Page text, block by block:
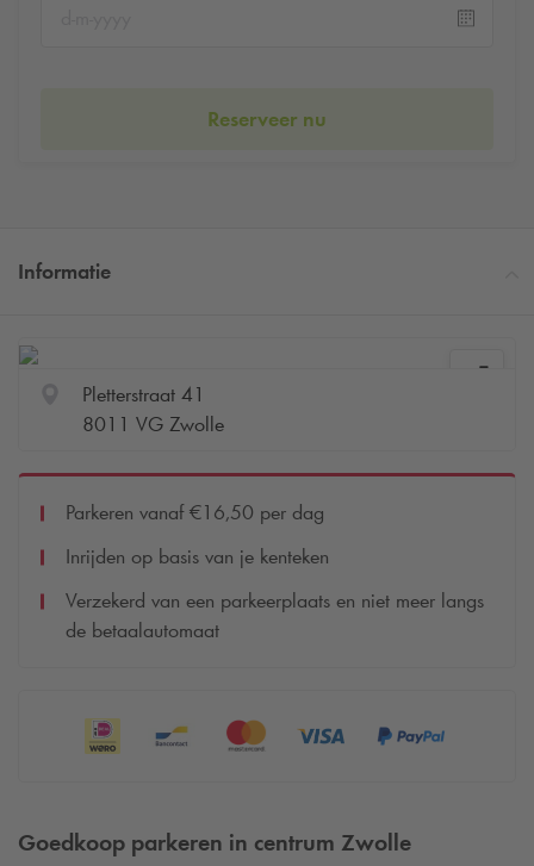
Reserveer nu
Informatie
Goedkoop parkeren in centrum Zwolle
Pletterstraat 41
8011 VG Zwolle
Parkeren vanaf €16,50 per dag
Inrijden op basis van je kenteken
Verzekerd van een parkeerplaats en niet meer langs
de betaalautomaat